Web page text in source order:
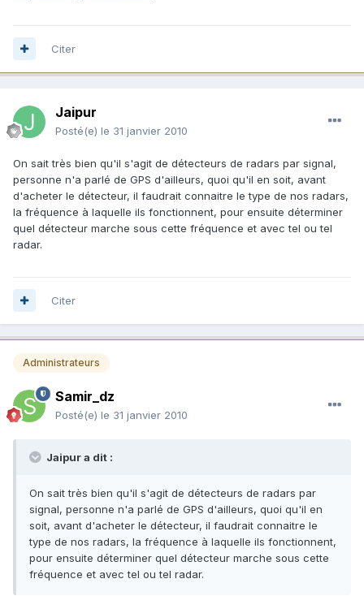
Citer
Jaipur
Posté(e) le 31 janvier 2010
On sait très bien qu'il s'agit de détecteurs de radars par signal,
personne n'a parlé de GPS d'ailleurs, quoi qu'il en soit, avant
d'acheter le détecteur, il faudrait connaitre le type de nos radars,
la fréquence à laquelle ils fonctionnent, pour ensuite déterminer
quel détecteur marche sous cette fréquence et avec tel ou tel
radar.
Citer
Administrateurs
Samir_dz
Posté(e) le 31 janvier 2010
Jaipur a dit :
On sait très bien qu'il s'agit de détecteurs de radars par
signal, personne n'a parlé de GPS d'ailleurs, quoi qu'il en
soit, avant d'acheter le détecteur, il faudrait connaitre le
type de nos radars, la fréquence à laquelle ils fonctionnent,
pour ensuite déterminer quel détecteur marche sous cette
fréquence et avec tel ou tel radar.